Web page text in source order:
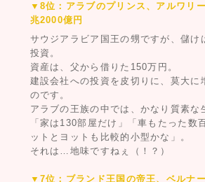
▼8位：アラブのプリンス、アルワリ
兆2000億円
サウジアラビア国王の甥ですが、儲け
投資。
資産は、父から借りた150万円。
建設会社への投資を皮切りに、莫大に
のです。
アラブの王族の中では、かなり質素な
「家は130部屋だけ」「車もたった数
ットとヨットも比較的小型かな」。
それは…地味ですねぇ（！？）
▼7位：ブランド王国の帝王、ベルナ